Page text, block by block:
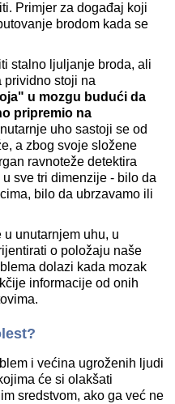
Primjer za događaj koji
brodom kada se
stalno ljuljanje broda, ali
prividno stoji na
u mozgu budući da
pripremio na
uho sastoji se od
a zbog svoje složene
ravnoteže detektira
sve tri dimenzije - bilo da
bilo da ubrzavamo ili
unutarnjem uhu, u
o položaju naše
dolazi kada mozak
informacije od onih
i većina ugroženih ljudi
će si olakšati
sredstvom, ako ga već ne